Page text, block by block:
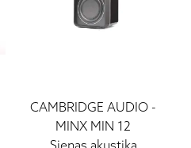
CAMBRIDGE AUDIO -
MINX MIN 12